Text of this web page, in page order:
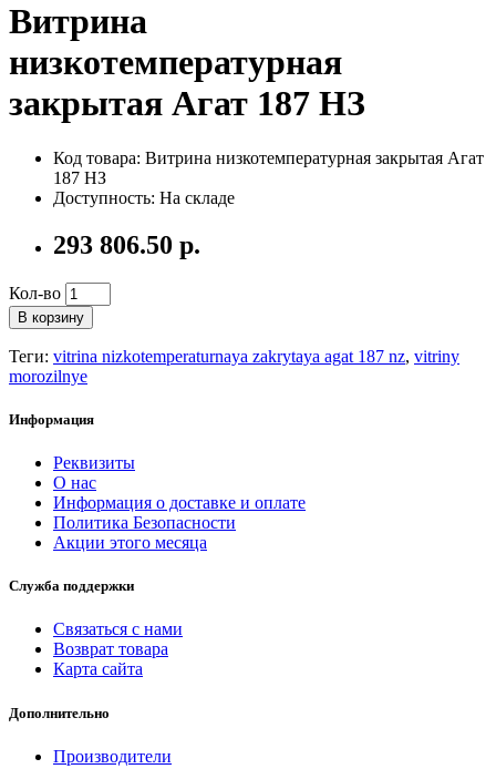
Витрина
низкотемпературная
закрытая Агат 187 НЗ
Код товара: Витрина низкотемпературная закрытая Агат
187 НЗ
Доступность: На складе
293 806.50 р.
Кол-во
В корзину
Теги: vitrina nizkotemperaturnaya zakrytaya agat 187 nz, vitriny
morozilnye
Информация
Реквизиты
О нас
Информация о доставке и оплате
Политика Безопасности
Акции этого месяца
Служба поддержки
Связаться с нами
Возврат товара
Карта сайта
Дополнительно
Производители